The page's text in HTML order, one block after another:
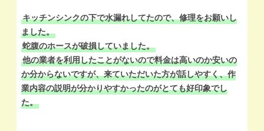
キッチンシンクの下で水漏れしてたので、修理をお願いし
ました。
蛇腹のホースが破損していました。
他の業者を利用したことがないので料金は高いのか安いの
か分からないですが、来ていただいた方が話しやすく、作
業内容の説明が分かりやすかったのがとても好印象でし
た。